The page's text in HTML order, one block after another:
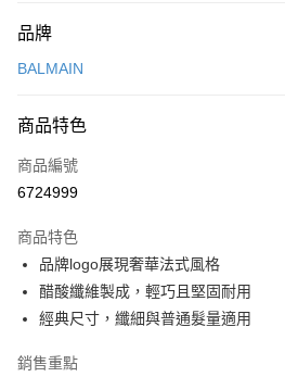
信用卡一次付款
Apple Pay
街口支付
Google Pay
AFTEE先享後付
相關說明
AFTEE先享後付是「在收到商品之後才付款
運送方式
品牌
BALMAIN
商品特色
商品編號
6724999
商品特色
品牌logo展現奢華法式風格
醋酸纖維製成，輕巧且堅固耐用
經典尺寸，纖細與普通髮量適用
銷售重點